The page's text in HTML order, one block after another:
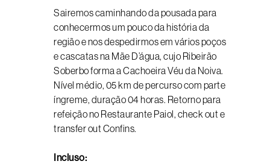
Sairemos caminhando da pousada para
conhecermos um pouco da história da
região e nos despedirmos em vários poços
e cascatas na Mãe D’água, cujo Ribeirão
Soberbo forma a Cachoeira Véu da Noiva.
Nível médio, 05 km de percurso com parte
íngreme, duração 04 horas. Retorno para
refeição no Restaurante Paiol, check out e
transfer out Confins.
Incluso: